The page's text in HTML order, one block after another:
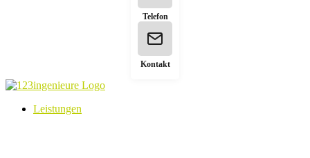
Telefon
Kontakt
Leistungen